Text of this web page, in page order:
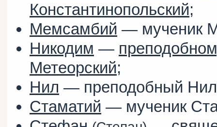
Константинопольский;
Мемсамбий — мученик
Никодим —
Метеорский;
Нил — преподобный Нил
Стаматий — мученик